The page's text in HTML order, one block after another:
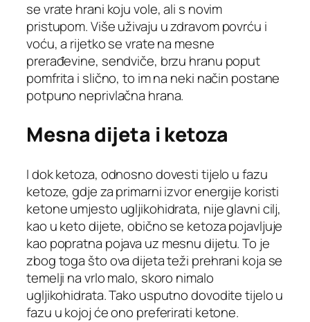
se vrate hrani koju vole, ali s novim
pristupom. Više uživaju u zdravom povrću i
voću, a rijetko se vrate na mesne
prerađevine, sendviče, brzu hranu poput
pomfrita i slično, to im na neki način postane
potpuno neprivlačna hrana.
Mesna dijeta i ketoza
I dok ketoza, odnosno dovesti tijelo u fazu
ketoze, gdje za primarni izvor energije koristi
ketone umjesto ugljikohidrata, nije glavni cilj,
kao u keto dijete, obično se ketoza pojavljuje
kao popratna pojava uz mesnu dijetu. To je
zbog toga što ova dijeta teži prehrani koja se
temelji na vrlo malo, skoro nimalo
ugljikohidrata. Tako usputno dovodite tijelo u
fazu u kojoj će ono preferirati ketone.